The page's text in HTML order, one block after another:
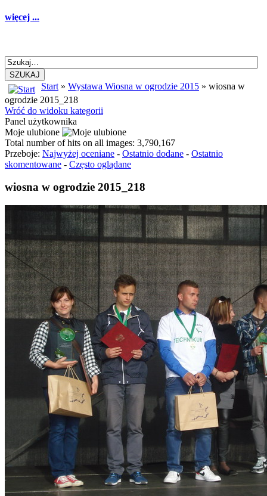
więcej ...
SZUKAJ
Start » Wystawa Wiosna w ogrodzie 2015 » wiosna w
ogrodzie 2015_218
Wróć do widoku kategorii
Panel użytkownika
Moje ulubione
Total number of hits on all images: 3,790,167
Przeboje: Najwyżej oceniane - Ostatnio dodane - Ostatnio
skomentowane - Często oglądane
wiosna w ogrodzie 2015_218